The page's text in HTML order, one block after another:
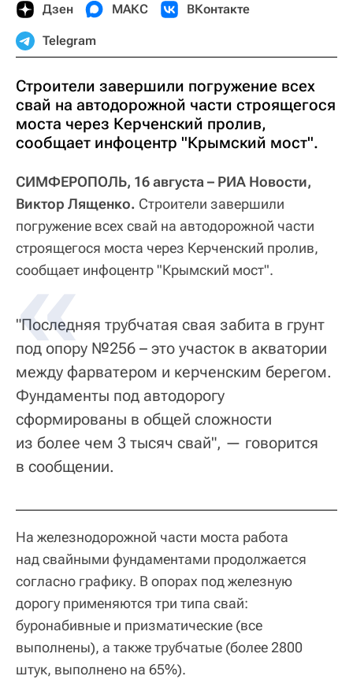
Дзен МАКС ВКонтакте
Telegram
Строители завершили погружение всех
свай на автодорожной части строящегося
моста через Керченский пролив,
сообщает инфоцентр "Крымский мост".
СИМФЕРОПОЛЬ, 16 августа – РИА Новости,
Виктор Лященко. Строители завершили
погружение всех свай на автодорожной части
строящегося моста через Керченский пролив,
сообщает инфоцентр "Крымский мост".
"Последняя трубчатая свая забита в грунт
под опору №256 – это участок в акватории
между фарватером и керченским берегом.
Фундаменты под автодорогу
сформированы в общей сложности
из более чем 3 тысяч свай", — говорится
в сообщении.
На железнодорожной части моста работа
над свайными фундаментами продолжается
согласно графику. В опорах под железную
дорогу применяются три типа свай:
буронабивные и призматические (все
выполнены), а также трубчатые (более 2800
штук, выполнено на 65%).